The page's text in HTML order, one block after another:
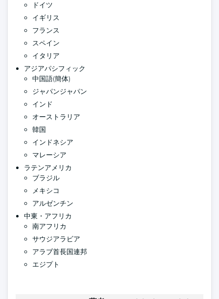
ドイツ
イギリス
フランス
スペイン
イタリア
アジアパシフィック
中国語(簡体)
ジャパンジャパン
インド
オーストラリア
韓国
インドネシア
マレーシア
ラテンアメリカ
ブラジル
メキシコ
アルゼンチン
中東・アフリカ
南アフリカ
サウジアラビア
アラブ首長国連邦
エジプト